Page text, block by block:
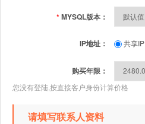
*MYSQL版本：
IP地址： 共享IP
购买年限：
您没有登陆,按直接客户身份计算价格
请填写联系人资料